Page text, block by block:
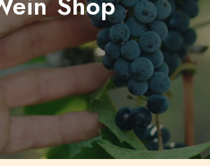
/ 232
adler-wiesenbronn.de